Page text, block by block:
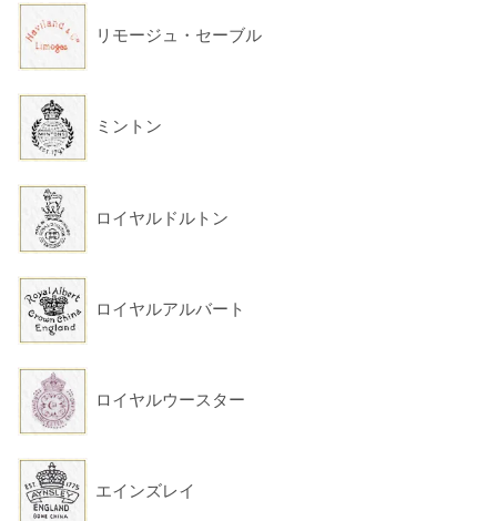
リモージュ・セーブル
ミントン
ロイヤルドルトン
ロイヤルアルバート
ロイヤルウースター
エインズレイ